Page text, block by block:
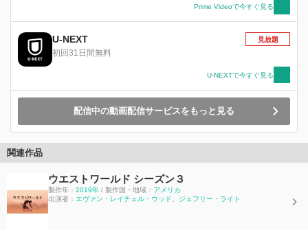
な管理体制のもと、アトラクション内ではこれま
で安全が保たれていたが、やがて何体かの“ホス
ト”たちがプログラム上にない異常な行動を起こ
Prime Videoで今すぐ見る
U-NEXT
初回31日間無料
見放題
U-NEXTで今すぐ見る
配信中の動画配信サービスをもっと見る
関連作品
ウエストワールド シーズン３
製作年： 2019年 / 製作国・地域： アメリカ
出演者： エヴァン・レイチェル・ウッド、 ジェフリー・ライト